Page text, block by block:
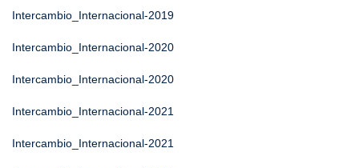
Intercambio_Internacional-2019
Intercambio_Internacional-2020
Intercambio_Internacional-2020
Intercambio_Internacional-2021
Intercambio_Internacional-2021